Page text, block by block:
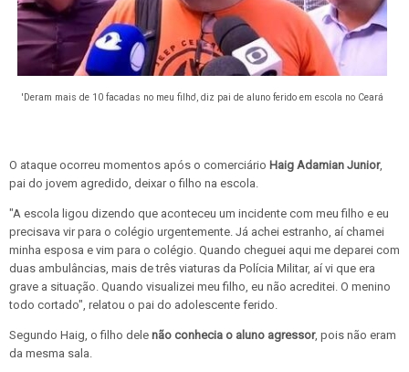
'Deram mais de 10 facadas no meu filho', diz pai de aluno ferido em escola no Ceará
O ataque ocorreu momentos após o comerciário Haig Adamian Junior,
pai do jovem agredido, deixar o filho na escola.
"A escola ligou dizendo que aconteceu um incidente com meu filho e eu
precisava vir para o colégio urgentemente. Já achei estranho, aí chamei
minha esposa e vim para o colégio. Quando cheguei aqui me deparei com
duas ambulâncias, mais de três viaturas da Polícia Militar, aí vi que era
grave a situação. Quando visualizei meu filho, eu não acreditei. O menino
todo cortado", relatou o pai do adolescente ferido.
Segundo Haig, o filho dele não conhecia o aluno agressor, pois não eram
da mesma sala.